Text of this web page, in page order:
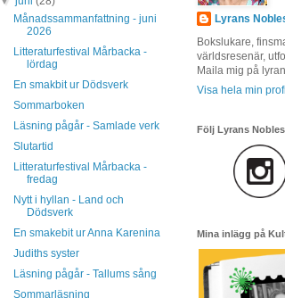
Månadssammanfattning - juni
2026
Litteraturfestival Mårbacka -
lördag
En smakbit ur Dödsverk
Sommarboken
Läsning pågår - Samlade verk
Slutartid
Litteraturfestival Mårbacka -
fredag
Nytt i hyllan - Land och
Dödsverk
En smakebit ur Anna Karenina
Judiths syster
Läsning pågår - Tallums sång
Sommarläsning
Lyrans
Bokslukare,
världsresenär,
Maila mig på
Visa hela min
Följ Lyrans
Mina inlägg på